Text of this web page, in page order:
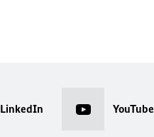
LinkedIn YouTube